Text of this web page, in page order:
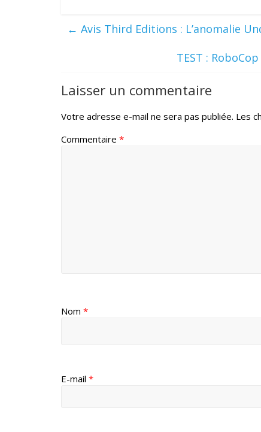
← Avis Third Editions : L’anomalie
TEST :
Laisser un commentaire
Votre adresse e-mail ne sera pas publiée. Les
Commentaire *
Nom *
E-mail *